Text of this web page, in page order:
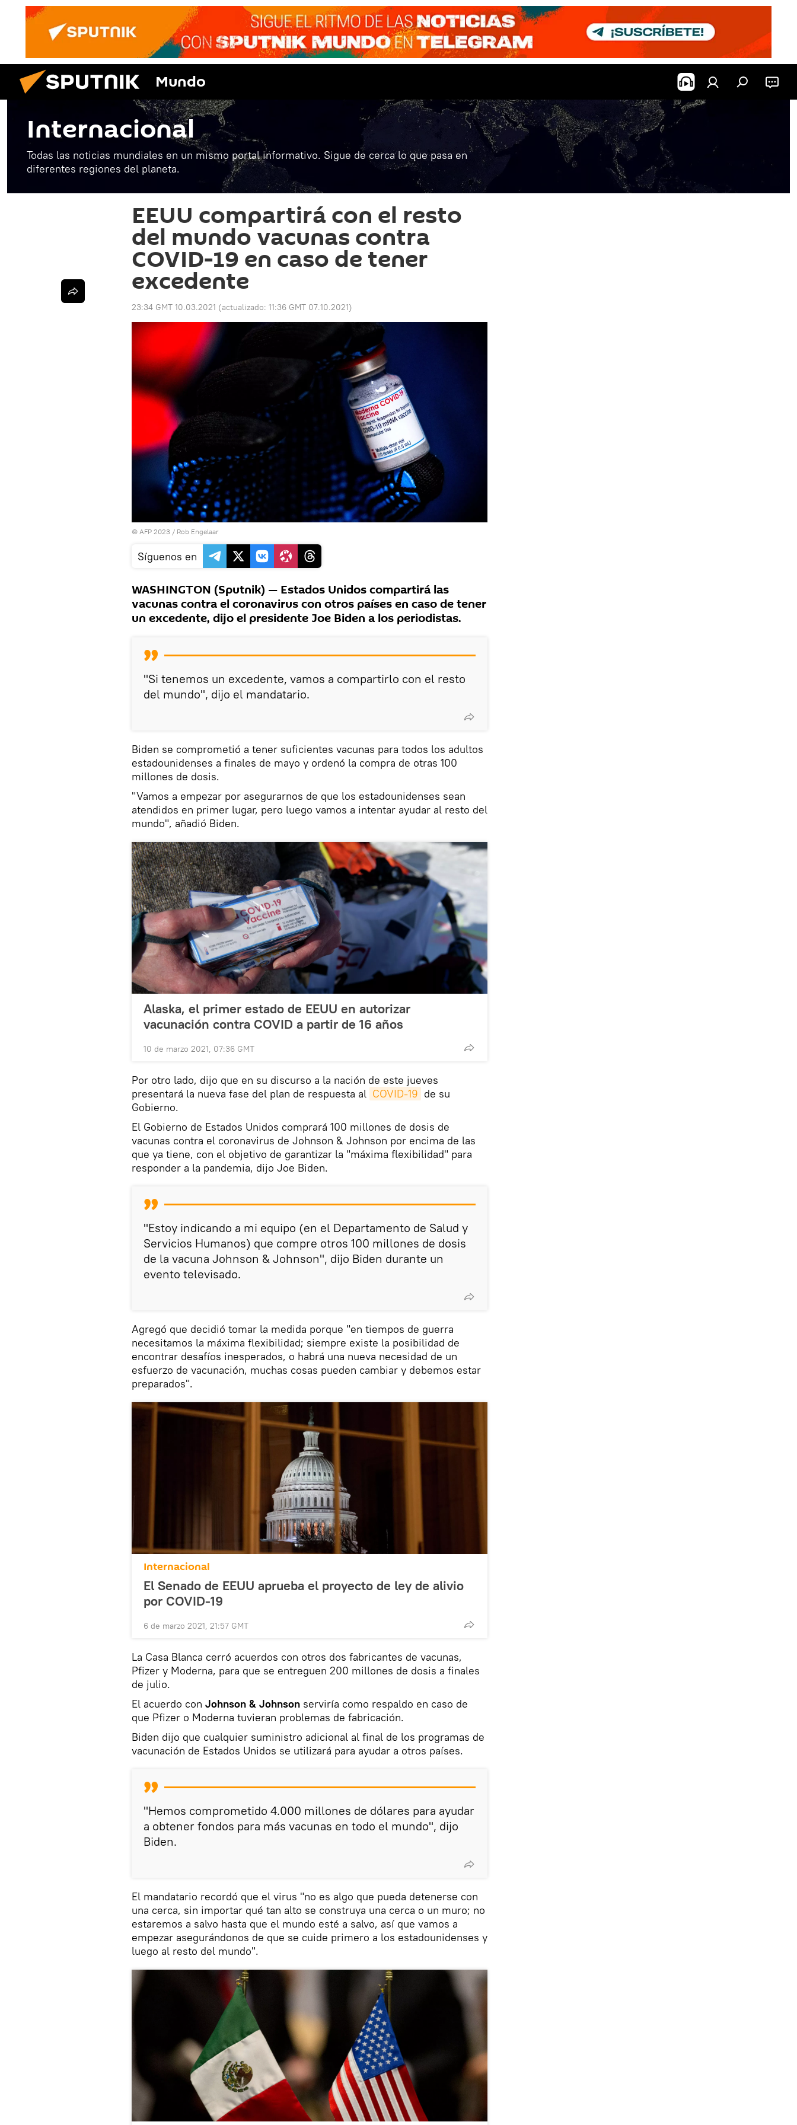
Mundo
Internacional
Todas las noticias mundiales en un mismo portal informativo. Sigue de cerca lo que pasa en
diferentes regiones del planeta.
EEUU compartirá con el resto
del mundo vacunas contra
COVID-19 en caso de tener
excedente
23:34 GMT 10.03.2021 (actualizado: 11:36 GMT 07.10.2021)
© AFP 2023 / Rob Engelaar
Síguenos en
WASHINGTON (Sputnik) — Estados Unidos compartirá las
vacunas contra el coronavirus con otros países en caso de tener
un excedente, dijo el presidente Joe Biden a los periodistas.
"Si tenemos un excedente, vamos a compartirlo con el resto
del mundo", dijo el mandatario.
Biden se comprometió a tener suficientes vacunas para todos los adultos
estadounidenses a finales de mayo y ordenó la compra de otras 100
millones de dosis.
"Vamos a empezar por asegurarnos de que los estadounidenses sean
atendidos en primer lugar, pero luego vamos a intentar ayudar al resto del
mundo", añadió Biden.
Alaska, el primer estado de EEUU en autorizar
vacunación contra COVID a partir de 16 años
10 de marzo 2021, 07:36 GMT
Por otro lado, dijo que en su discurso a la nación de este jueves
presentará la nueva fase del plan de respuesta al COVID-19 de su
Gobierno.
El Gobierno de Estados Unidos comprará 100 millones de dosis de
vacunas contra el coronavirus de Johnson & Johnson por encima de las
que ya tiene, con el objetivo de garantizar la "máxima flexibilidad" para
responder a la pandemia, dijo Joe Biden.
"Estoy indicando a mi equipo (en el Departamento de Salud y
Servicios Humanos) que compre otros 100 millones de dosis
de la vacuna Johnson & Johnson", dijo Biden durante un
evento televisado.
Agregó que decidió tomar la medida porque "en tiempos de guerra
necesitamos la máxima flexibilidad; siempre existe la posibilidad de
encontrar desafíos inesperados, o habrá una nueva necesidad de un
esfuerzo de vacunación, muchas cosas pueden cambiar y debemos estar
preparados".
Internacional
El Senado de EEUU aprueba el proyecto de ley de alivio
por COVID-19
6 de marzo 2021, 21:57 GMT
La Casa Blanca cerró acuerdos con otros dos fabricantes de vacunas,
Pfizer y Moderna, para que se entreguen 200 millones de dosis a finales
de julio.
El acuerdo con Johnson & Johnson serviría como respaldo en caso de
que Pfizer o Moderna tuvieran problemas de fabricación.
Biden dijo que cualquier suministro adicional al final de los programas de
vacunación de Estados Unidos se utilizará para ayudar a otros países.
"Hemos comprometido 4.000 millones de dólares para ayudar
a obtener fondos para más vacunas en todo el mundo", dijo
Biden.
El mandatario recordó que el virus "no es algo que pueda detenerse con
una cerca, sin importar qué tan alto se construya una cerca o un muro; no
estaremos a salvo hasta que el mundo esté a salvo, así que vamos a
empezar asegurándonos de que se cuide primero a los estadounidenses y
luego al resto del mundo".